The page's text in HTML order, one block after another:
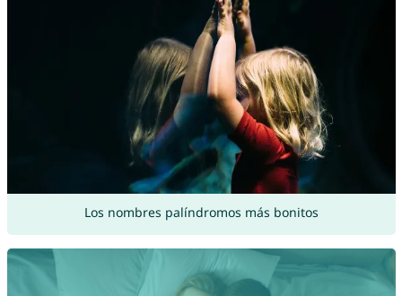
Los nombres palíndromos más bonitos